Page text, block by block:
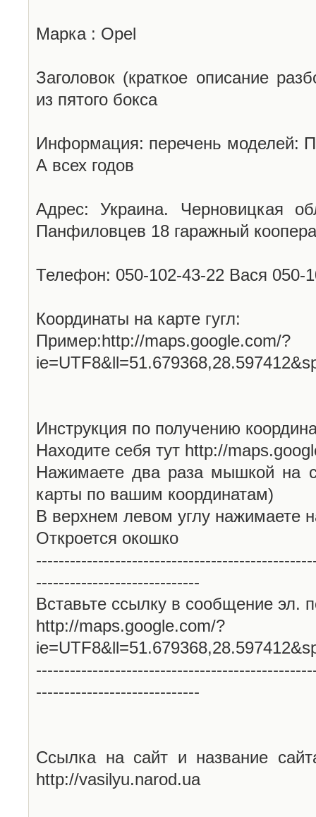
Марка : Opel
Заголовок (краткое описание
из пятого бокса
Информация: перечень моделей:
А всех годов
Адрес: Украина. Черновицкая
Панфиловцев 18 гаражный
Телефон: 050-102-43-22 Вася 050-
Координаты на карте гугл:
Пример:http://maps.google.com/?
Инструкция по получению
Находите себя тут http://
Нажимаете два раза мышкой на
карты по вашим координатам)
В верхнем левом углу нажимаете
Откроется окошко
-----------------------------
Вставьте ссылку в сообщение эл.
http://maps.google.com/?
-----------------------------
Ссылка на сайт и название
http://vasilyu.narod.ua